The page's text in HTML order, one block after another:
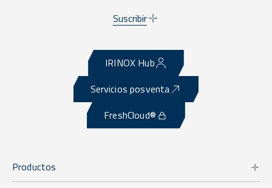
Suscribir
IRINOX Hub
Servicios posventa
FreshCloud®
Productos